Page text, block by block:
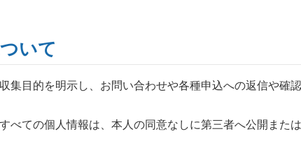
いて
集目的を明示し、お問い合わせや各種申込への返信や確
べての個人情報は、本人の同意なしに第三者へ公開また